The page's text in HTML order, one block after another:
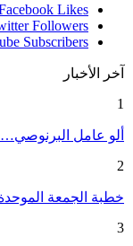
Likes
Followers
Subscribers
آخر الأخبار
1
ألو عامل
2
خطبة الجمعة
3